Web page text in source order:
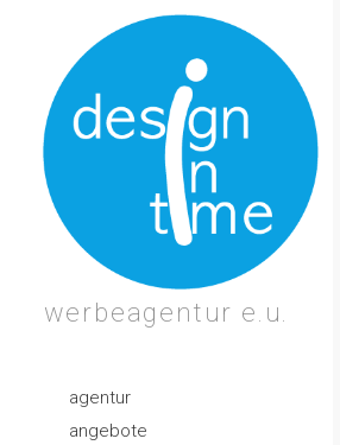
werbeagentur e.u.
agentur
angebote